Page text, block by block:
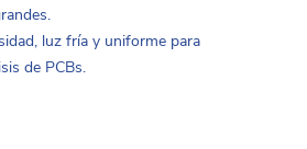
luz fría y uniforme para
de PCBs.